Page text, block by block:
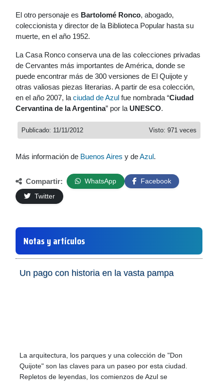
El otro personaje es Bartolomé Ronco, abogado,
coleccionista y director de la Biblioteca Popular hasta su
muerte, en el año 1952.
La Casa Ronco conserva una de las colecciones privadas
de Cervantes más importantes de América, donde se
puede encontrar más de 300 versiones de El Quijote y
otras valiosas piezas literarias. A partir de esa colección,
en el año 2007, la ciudad de Azul fue nombrada “Ciudad
Cervantina de la Argentina” por la UNESCO.
Visto: 971 veces
Publicado: 11/11/2012
Más información de Buenos Aires y deAzul.
Compartir: WhatsApp
Facebook
Twitter
Notas y artículos
Un pago con historia en la vasta pampa
La arquitectura, los parques y una colección de "Don
Quijote" son las claves para un paseo por esta ciudad.
Repletos de leyendas, los comienzos de Azul se